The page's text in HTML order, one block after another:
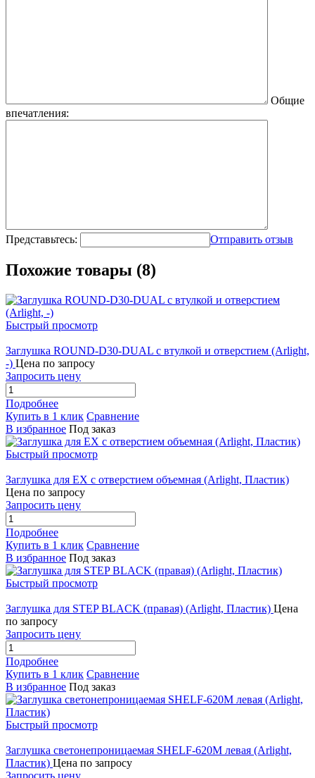
Общие
впечатления:
Представьтесь: Отправить отзыв
Похожие товары (8)
Быстрый просмотр
Заглушка ROUND-D30-DUAL с втулкой и отверстием (Arlight,
-) Цена по запросу
Запросить цену
Подробнее
Купить в 1 клик Сравнение
В избранное Под заказ
Быстрый просмотр
Заглушка для EX с отверстием объемная (Arlight, Пластик)
Цена по запросу
Запросить цену
Подробнее
Купить в 1 клик Сравнение
В избранное Под заказ
Быстрый просмотр
Заглушка для STEP BLACK (правая) (Arlight, Пластик) Цена
по запросу
Запросить цену
Подробнее
Купить в 1 клик Сравнение
В избранное Под заказ
Быстрый просмотр
Заглушка светонепроницаемая SHELF-620M левая (Arlight,
Пластик) Цена по запросу